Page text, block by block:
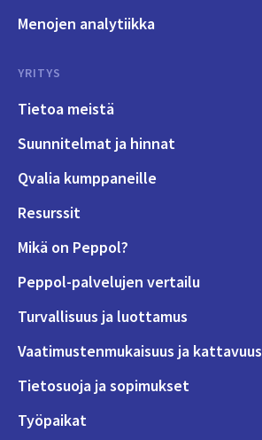
Menojen analytiikka
YRITYS
Tietoa meistä
Suunnitelmat ja hinnat
Qvalia kumppaneille
Resurssit
Mikä on Peppol?
Peppol-palvelujen vertailu
Turvallisuus ja luottamus
Vaatimustenmukaisuus ja kattavuus
Tietosuoja ja sopimukset
Työpaikat